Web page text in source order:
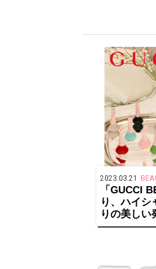
2023.03.21
「GUCCI
り、ハイシ
りの美しい
ルポリッシ